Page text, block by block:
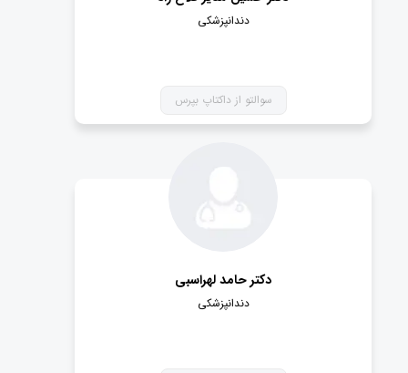
دندانپزشکی
سوالتو از داکتاپ بپرس
دکتر حامد لهراسبی
دندانپزشکی